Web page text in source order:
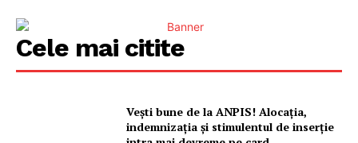
Cele mai citite
Vești bune de la ANPIS! Alocația,
indemnizația și stimulentul de inserție